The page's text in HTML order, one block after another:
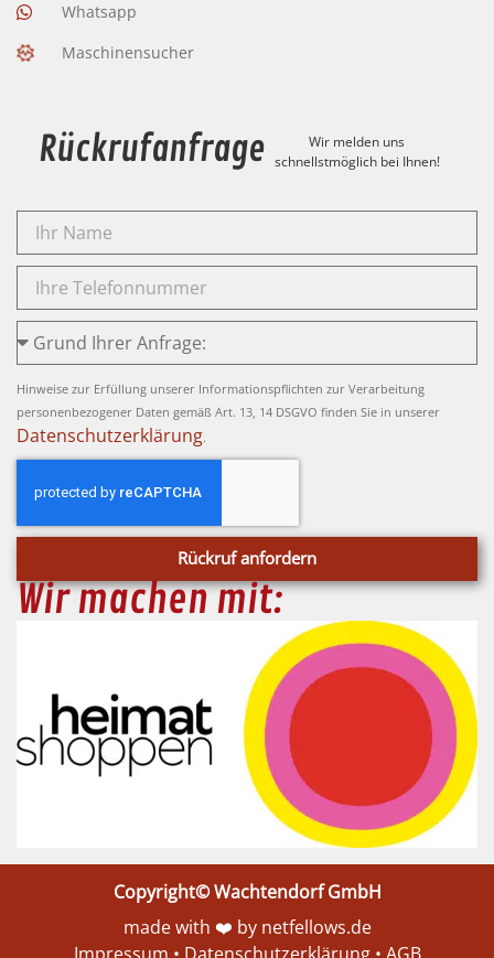
Whatsapp
Maschinensucher
Rückrufanfrage
Wir melden uns
schnellstmöglich bei Ihnen!
Hinweise zur Erfüllung unserer Informationspflichten zur Verarbeitung
personenbezogener Daten gemäß Art. 13, 14 DSGVO finden Sie in unserer
Datenschutzerklärung.
Rückruf anfordern
Wir machen mit:
Copyright© Wachtendorf GmbH
made with ❤️ by netfellows.de